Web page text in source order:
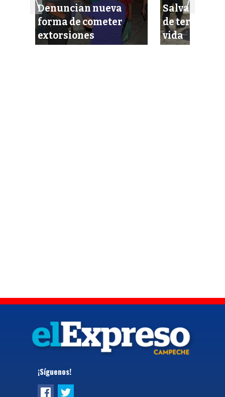
Denuncian nueva
forma de cometer
extorsiones
Salvan a
de terminar
vida
¡Síguenos!